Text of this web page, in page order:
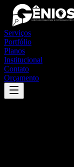
Serviços
Portfólio
Planos
Institucional
Contato
Orçamento